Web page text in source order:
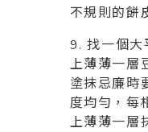
不規則的餅
9. 找一個大
上薄薄一層
塗抹忌廉時
度均勻，每
上薄薄一層